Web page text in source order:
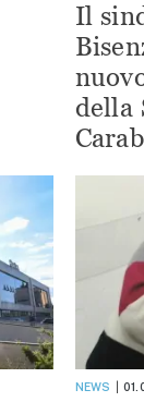
Il
della
NEWS